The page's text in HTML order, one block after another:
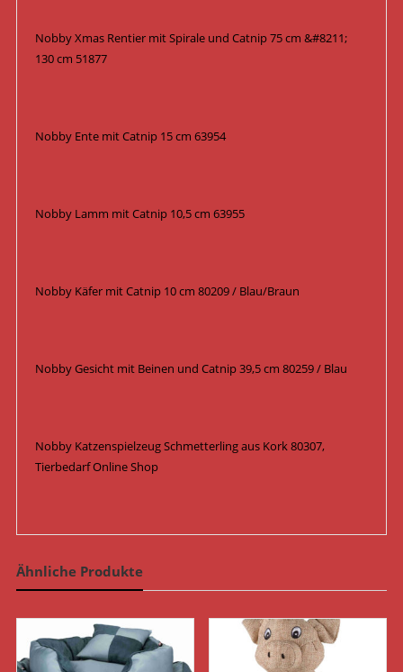
Nobby Xmas Rentier mit Spirale und Catnip 75 cm &#8211;
130 cm 51877
Nobby Ente mit Catnip 15 cm 63954
Nobby Lamm mit Catnip 10,5 cm 63955
Nobby Käfer mit Catnip 10 cm 80209 / Blau/Braun
Nobby Gesicht mit Beinen und Catnip 39,5 cm 80259 / Blau
Nobby Katzenspielzeug Schmetterling aus Kork 80307,
Tierbedarf Online Shop
Ähnliche Produkte